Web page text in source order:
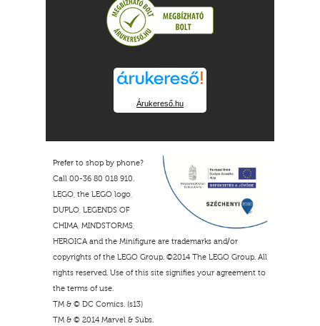
Árukereső.hu
Prefer to shop by phone?
Call 00-36 80 018 910.
LEGO, the LEGO logo,
DUPLO, LEGENDS OF
CHIMA, MINDSTORMS,
HEROICA and the Minifigure are trademarks and/or
copyrights of the LEGO Group. ©2014 The LEGO Group. All
rights reserved. Use of this site signifies your agreement to
the terms of use.
TM & © DC Comics. (s13)
TM & © 2014 Marvel & Subs.